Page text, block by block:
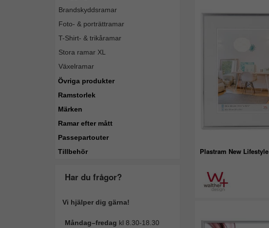
Brandskyddsramar
Foto- & porträttramar
T-Shirt- & trikåramar
Stora ramar XL
Växelramar
Övriga produkter
Ramstorlek
Märken
Ramar efter mått
Passepartouter
Tillbehör
Har du frågor?
Vi hjälper dig gärna!
Måndag–fredag kl 8.30-18.30
Plastram New Lifestyle